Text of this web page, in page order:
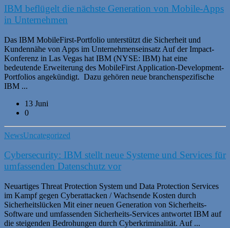
IBM beflügelt die nächste Generation von Mobile-Apps
in Unternehmen
Das IBM MobileFirst-Portfolio unterstützt die Sicherheit und
Kundennähe von Apps im Unternehmenseinsatz Auf der Impact-
Konferenz in Las Vegas hat IBM (NYSE: IBM) hat eine
bedeutende Erweiterung des MobileFirst Application-Development-
Portfolios angekündigt. Dazu gehören neue branchenspezifische
IBM ...
13 Juni
0
NewsUncategorized
Cybersecurity: IBM stellt neue Systeme und Services für
umfassenden Datenschutz vor
Neuartiges Threat Protection System und Data Protection Services
im Kampf gegen Cyberattacken / Wachsende Kosten durch
Sicherheitslücken Mit einer neuen Generation von Sicherheits-
Software und umfassenden Sicherheits-Services antwortet IBM auf
die steigenden Bedrohungen durch Cyberkriminalität. Auf ...